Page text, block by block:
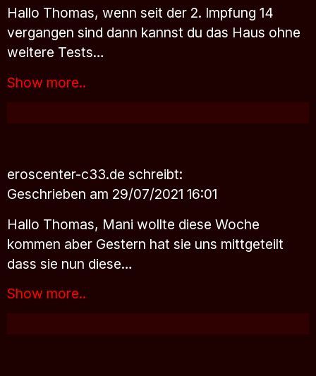
Hallo Thomas, wenn seit der 2. Impfung 14
vergangen sind dann kannst du das Haus ohne
weitere Tests…
Show more..
eroscenter-c33.de schreibt:
Geschrieben am 29/07/2021 16:01
Hallo Thomas, Mani wollte diese Woche
kommen aber Gestern hat sie uns mittgeteilt
dass sie nun diese…
Show more..